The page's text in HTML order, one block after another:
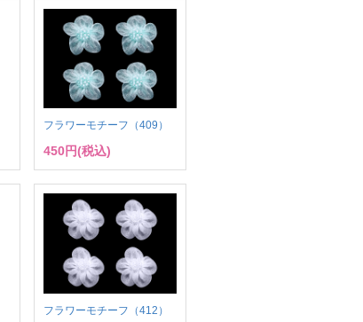
フラワーモチーフ（409）
450円(税込)
フラワーモチーフ（412）